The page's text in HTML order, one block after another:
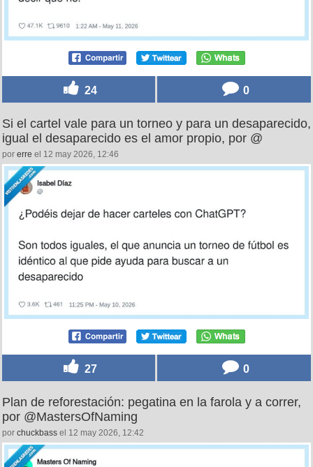
24 0
Si el cartel vale para un torneo y para un desaparecido,
igual el desaparecido es el amor propio, por @
por erre el 12 may 2026, 12:46
27 0
Plan de reforestación: pegatina en la farola y a correr,
por @MastersOfNaming
por chuckbass el 12 may 2026, 12:42